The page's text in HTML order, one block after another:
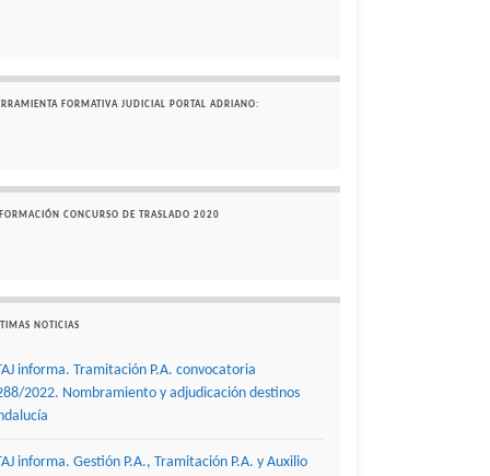
FORMATIVA JUDICIAL PORTAL ADRIANO:
CONCURSO DE TRASLADO 2020
NOTICIAS
informa. Tramitación P.A. convocatoria
2022. Nombramiento y adjudicación destinos
informa. Gestión P.A., Tramitación P.A. y Auxilio